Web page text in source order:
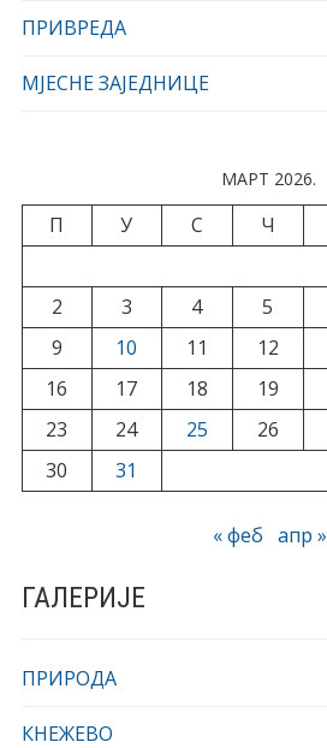
ПРИВРЕДА
МЈЕСНЕ ЗАЈЕДНИЦЕ
МАРТ 2026.
П У С Ч
2
3 4 5
9
10 11 12
16
17 18 19
23
24 25 26
30
31
« феб апр »
ГАЛЕРИЈЕ
ПРИРОДА
КНЕЖЕВО